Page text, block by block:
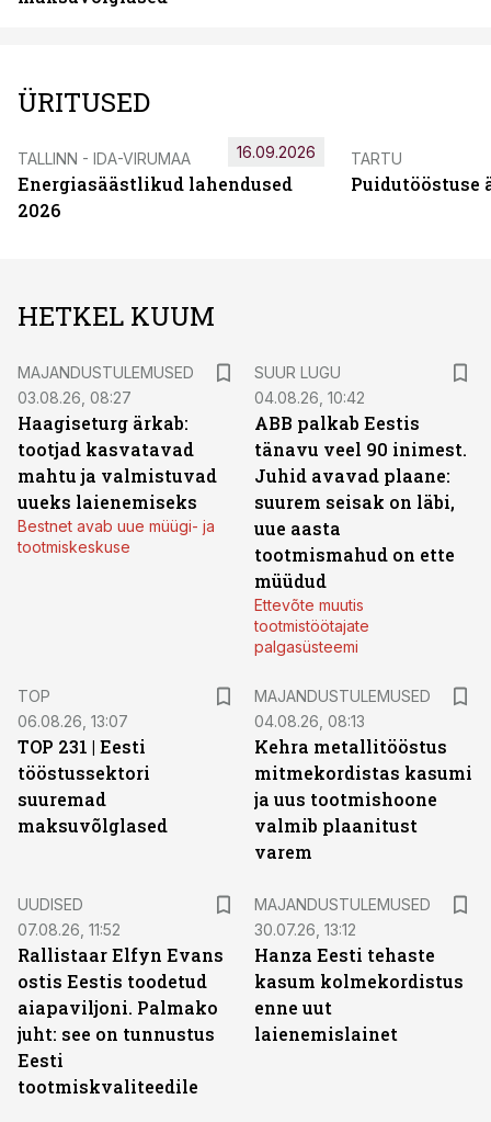
ÜRITUSED
TALLINN - IDA-VIRUMAA
Energiasäästlikud lahendused
2026
16.09.2026 TARTU
Puidutööstuse
HETKEL KUUM
MAJANDUSTULEMUSED
03.08.26, 08:27
Haagiseturg ärkab:
tootjad kasvatavad
mahtu ja valmistuvad
uueks laienemiseks
Bestnet avab uue müügi- ja
tootmiskeskuse
SUUR LUGU
04.08.26, 10:42
ABB palkab Eestis
tänavu veel 90 inimest.
Juhid avavad plaane:
suurem seisak on läbi,
uue aasta
tootmismahud on ette
müüdud
Ettevõte muutis
tootmistöötajate
palgasüsteemi
TOP
06.08.26, 13:07
TOP 231 | Eesti
tööstussektori
suuremad
maksuvõlglased
MAJANDUSTULEMUSED
04.08.26, 08:13
Kehra metallitööstus
mitmekordistas kasumi
ja uus tootmishoone
valmib plaanitust
varem
UUDISED
07.08.26, 11:52
Rallistaar Elfyn Evans
ostis Eestis toodetud
aiapaviljoni. Palmako
juht: see on tunnustus
Eesti
tootmiskvaliteedile
MAJANDUSTULEMUSED
30.07.26, 13:12
Hanza Eesti tehaste
kasum kolmekordistus
enne uut
laienemislainet